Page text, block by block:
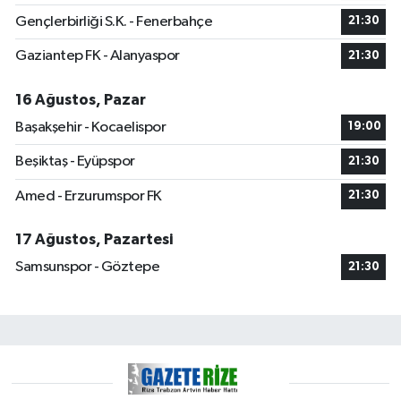
Gençlerbirliği S.K. - Fenerbahçe 21:30
Gaziantep FK - Alanyaspor 21:30
16 Ağustos, Pazar
Başakşehir - Kocaelispor
19:00
Beşiktaş - Eyüpspor 21:30
Amed - Erzurumspor FK 21:30
17 Ağustos, Pazartesi
Samsunspor - Göztepe
21:30